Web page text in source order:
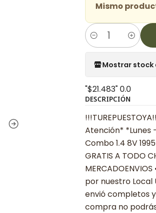
Mismo
Cantidad
Mostrar stock
"$21.483"0.0
DESCRIPCIÓN
Atención* *Lunes
Combo 1.4 8V 1995-
GRATIS A TODO
MERCADOENVIOS
por nuestro Local
envió completos
compra no